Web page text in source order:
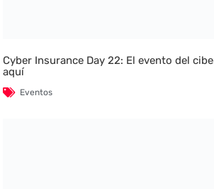
Cyber Insurance Day 22: El evento del
aquí
Eventos